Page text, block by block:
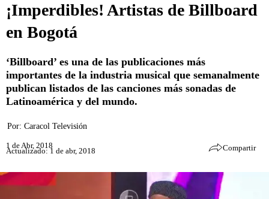
¡Imperdibles! Artistas de Billboard
en Bogotá
‘Billboard’ es una de las publicaciones más
importantes de la industria musical que semanalmente
publican listados de las canciones más sonadas de
Latinoamérica y del mundo.
Por: Caracol Televisión
1 de Abr, 2018
Actualizado: 1 de abr, 2018 Compartir